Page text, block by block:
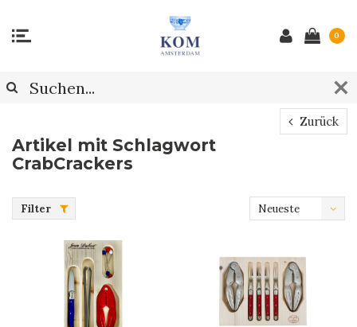
0
Zurück
Artikel mit Schlagwort
CrabCrackers
Filter
Neueste